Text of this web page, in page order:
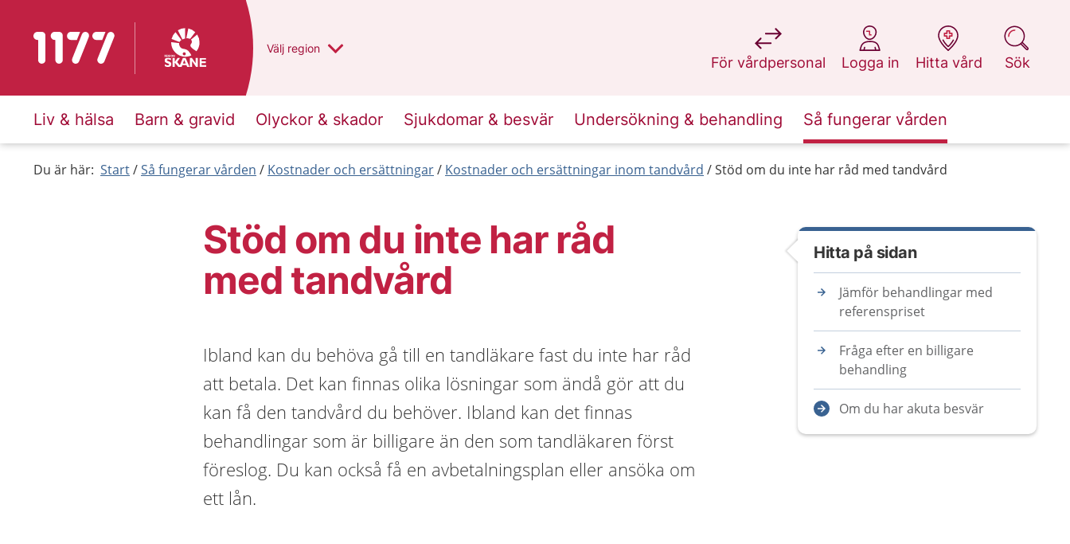
Till startsidan för 1177 Du har valt region
Välj en annan
region
För vårdpersonal
på 1177.se
Logga in
på 1177.se
Hitta vård
på 1177.se
Sök
på 1177.se
Liv & hälsa Barn & gravid Olyckor & skador Sjukdomar & besvär Undersökning & behandling Så fungerar vården
Du är här: Start Så fungerar vården Kostnader och ersättningar Kostnader och ersättningar inom tandvård Stöd om du inte har råd med tandvård
Stöd om du inte har råd
med tandvård
Ibland kan du behöva gå till en tandläkare fast du inte har råd
att betala. Det kan finnas olika lösningar som ändå gör att du
kan få den tandvård du behöver. Ibland kan det finnas
behandlingar som är billigare än den som tandläkaren först
föreslog. Du kan också få en avbetalningsplan eller ansöka om
ett lån.
Hitta på sidan
Jämför behandlingar med
referenspriset
Fråga efter en billigare
behandling
Om du har akuta besvär